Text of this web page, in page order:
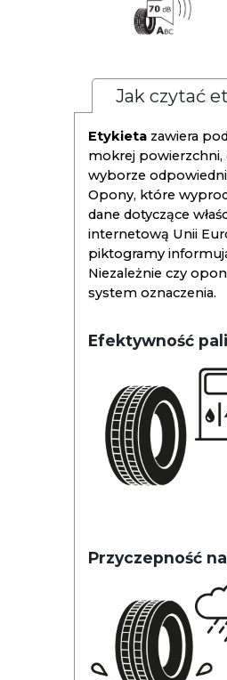
Jak czytać
Etykieta zawiera
mokrej powierzchni,
wyborze
Opony, które
dane dotyczące
internetową Unii
piktogramy
Niezależnie czy
system oznaczenia.
Efektywność
Przyczepność